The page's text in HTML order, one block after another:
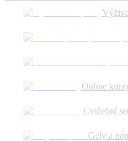
Online
Cvičební
Gely a
Obrázok je ilustračný a má len
Obrázok je ilustračný a má len
SIDDHALEPA